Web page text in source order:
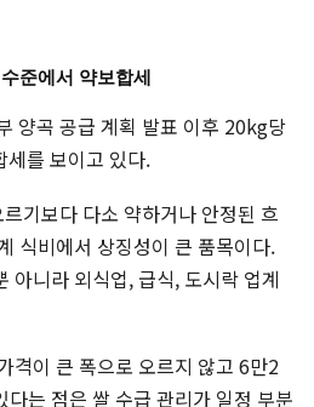
준에서 약보합세
양곡 공급 계획 발표 이후 20kg당
세를 보이고 있다.
기보다 다소 약하거나 안정된 흐
식비에서 상징성이 큰 품목이다.
아니라 외식업, 급식, 도시락 업계
격이 큰 폭으로 오르지 않고 6만2
는 점은 쌀 수급 관리가 일정 부분